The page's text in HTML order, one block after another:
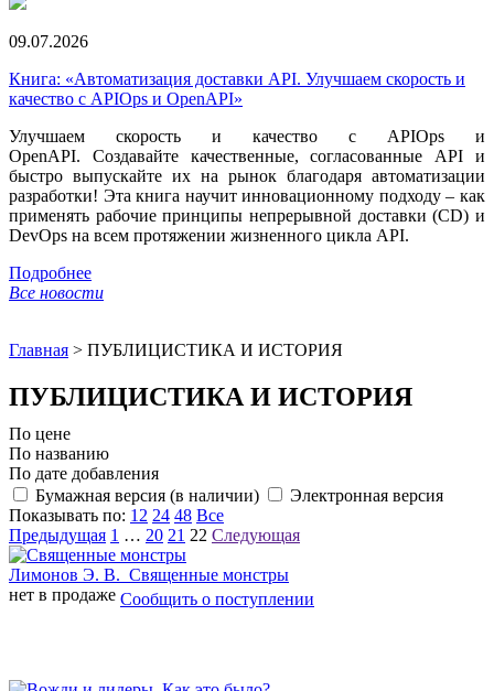
09.07.2026
Книга: «Автоматизация доставки API. Улучшаем скорость и
качество с APIOps и OpenAPI»
Улучшаем скорость и качество с APIOps и
OpenAPI. Создавайте качественные, согласованные API и
быстро выпускайте их на рынок благодаря автоматизации
разработки! Эта книга научит инновационному подходу – как
применять рабочие принципы непрерывной доставки (CD) и
DevOps на всем протяжении жизненного цикла API.
Подробнее
Все новости
Главная > ПУБЛИЦИСТИКА И ИСТОРИЯ
ПУБЛИЦИСТИКА И ИСТОРИЯ
По цене
По названию
По дате добавления
Бумажная версия (в наличии)
Электронная версия
Показывать по: 12 24 48 Все
Предыдущая 1 … 20 21 22 Следующая
Лимонов Э. В. Священные монстры
нет в продаже Сообщить о поступлении